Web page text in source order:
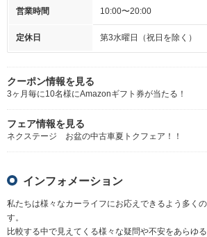
営業時間 10:00〜20:00
定休日 第3水曜日（祝日を除く）
クーポン情報を見る
3ヶ月毎に10名様にAmazonギフト券が当たる！
フェア情報を見る
ネクステージ お盆の中古車夏トクフェア！！
インフォメーション
私たちは様々なカーライフにお応えできるよう多く
す。
比較する中で見えてくる様々な疑問や不安をあらゆ